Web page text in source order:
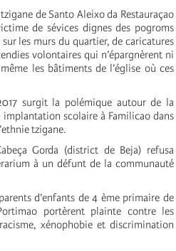
de Santo Aleixo da Restauraçao
de sévices dignes des pogroms
les murs du quartier, de caricatures
volontaires qui n’épargnèrent ni
les bâtiments de l’église où ces
surgit la polémique autour de la
scolaire à Familicao dans
tzigane.
Gorda (district de Beja) refusa
à un défunt de la communauté
d’enfants de 4 ème primaire de
portèrent plainte contre les
xénophobie et discrimination